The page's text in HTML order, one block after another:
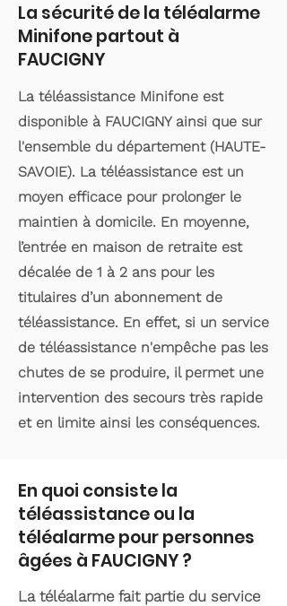
La sécurité de la téléalarme
Minifone partout à
FAUCIGNY
La téléassistance Minifone est
disponible à FAUCIGNY ainsi que sur
l'ensemble du département (HAUTE-
SAVOIE). La téléassistance est un
moyen efficace pour prolonger le
maintien à domicile. En moyenne,
l’entrée en maison de retraite est
décalée de 1 à 2 ans pour les
titulaires d’un abonnement de
téléassistance. En effet, si un service
de téléassistance n'empêche pas les
chutes de se produire, il permet une
intervention des secours très rapide
et en limite ainsi les conséquences.
En quoi consiste la
téléassistance ou la
téléalarme pour personnes
âgées à FAUCIGNY ?
La téléalarme fait partie du service